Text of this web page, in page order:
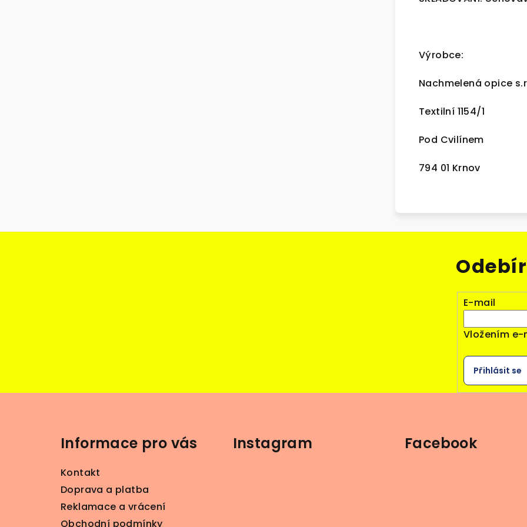
Výrobce:
Nachmelená opice
Textilní 1154/1
Pod Cvilínem
794 01 Krnov
E-mail
Vložením
Přihlásit se
Informace pro vás
Kontakt
Doprava a platba
Reklamace a vrácení
Obchodní podmínky
Instagram Facebook